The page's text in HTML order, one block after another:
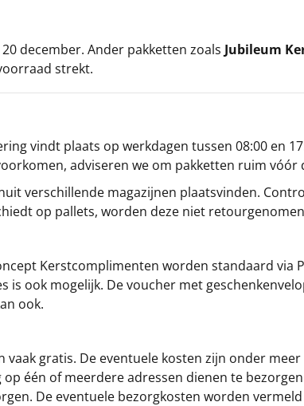
december. Ander pakketten zoals Jubileum
strekt.
vindt plaats op werkdagen tussen 08:00 en
adviseren we om pakketten ruim
verschillende magazijnen plaatsvinden.
op pallets, worden deze niet
Kerstcomplimenten worden standaard via
ook mogelijk. De voucher met
ook.
gratis. De eventuele kosten zijn onder
één of meerdere adressen dienen te
De eventuele bezorgkosten worden